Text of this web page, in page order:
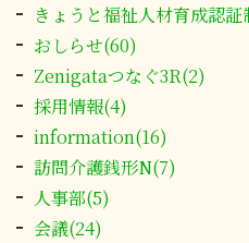
きょうと福祉人材育成認証
おしらせ(60)
Zenigataつなぐ3R(2)
採用情報(4)
information(16)
訪問介護銭形N(7)
人事部(5)
会議(24)